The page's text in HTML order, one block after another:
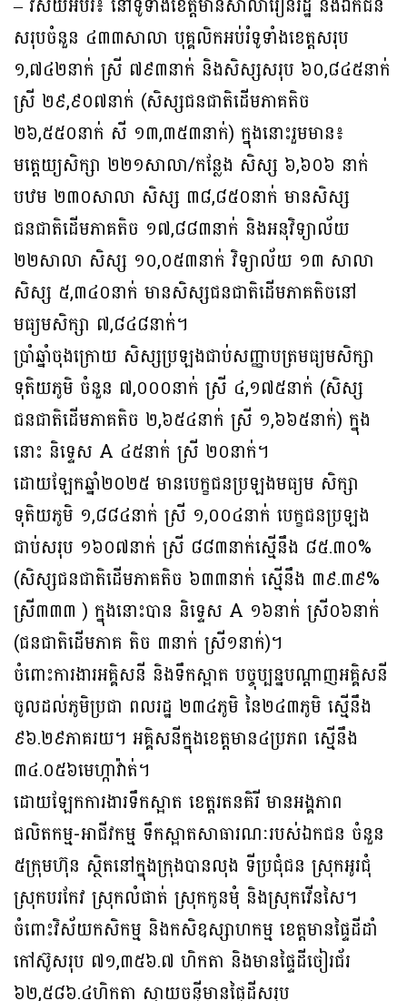
សរុបចំនួន ៤៣៣សាលា បុគ្គលិក​អប់​រំទូទាំងខេត្តសរុប
១,៧៤២នាក់ ស្រី ៧៩៣នាក់ និងសិស្សសរុប ៦០,៨៤៥នាក់
ស្រី ២៩,៩០៧នាក់ (សិស្សជនជាតិដើមភាគតិច
២៦,៥៥០នាក់ សី ១៣,៣៥៣នាក់) ក្នុងនោះរួម​មាន​៖
មត្តេយ្យសិក្សា ២២១សាលា/កន្លែង សិស្ស ៦,៦០៦ នាក់
បឋម ២៣០សាលា សិស្ស ៣៨,៨៥០នាក់ មានសិស្ស
ជនជាតិដើមភាគតិច ១៧,៨៨៣នាក់ និងអនុវិទ្យាល័យ
២២សាលា សិស្ស ១០,០៥៣នាក់ វិទ្យាល័យ ១៣ សាលា
សិស្ស ៥,៣៤០នាក់ មានសិស្សជនជាតិដើម​ភាគតិចនៅ
មធ្យមសិក្សា ៧,៨៤៨នាក់។
ប្រាំឆ្នាំចុងក្រោយ សិស្សប្រឡងជាប់សញ្ញាបត្រមធ្យមសិក្សា
ទុតិយភូមិ ចំនួន ៧,០០០នាក់ ស្រី ៤,១៧៥នាក់ (សិស្ស
ជនជាតិដើមភាគតិច ២,៦៥៤នាក់ ស្រី ១,៦៦៥នាក់) ក្នុង
នោះ និទ្ទេស A ៤៥នាក់ ស្រី ២០នាក់។
ដោយឡែកឆ្នាំ២០២៥ មានបេក្ខជនប្រឡងមធ្យម សិក្សា
ទុតិយភូមិ ១,៨៨៤នាក់ ស្រី ១,០០៤​នាក់ បេក្ខជនប្រឡង
ជាប់សរុប ១៦០៧នាក់ ស្រី ៨៨៣នាក់ស្មើនឹង ៨៥.៣០%
(សិស្សជន​ជាតិ​ដើមភាគតិច ៦៣៣នាក់ ស្មើនឹង ៣៩.៣៩%
ស្រី៣៣៣ ) ក្នុងនោះបាន និទ្ទេស A ១៦​នាក់ ស្រី០៦នាក់
(ជនជាតិដើមភាគ តិច ៣នាក់ ស្រី១នាក់)។
ចំពោះការងារអគ្គិសនី និងទឹកស្អាត បច្ចុប្បន្នបណ្តាញអគ្គិសនី
ចូលដល់ភូមិប្រជា ពលរដ្ឋ ២៣៤ភូមិ នៃ២៤៣ភូមិ ស្មើនឹង
៩៦.២៩ភាគរយ។ អគ្គិសនីក្នុងខេត្តមាន៤ប្រភព ស្មើនឹង
៣៤.០៥៦មេហ្កាវ៉ាត់។
ដោយឡែកការងារទឹកស្អាត ខេត្តរតនគិរី មានអង្គភាព
ផលិតកម្ម-អាជីវកម្ម ទឹកស្អាតសា​ធារ​ណៈ​របស់ឯកជន ចំនួន
៥ក្រុមហ៊ុន ស្ថិតនៅក្នុងក្រុងបានលុង ទីប្រជុំជន ស្រុកអូរជុំ
ស្រុកប​រ​កែវ ស្រុកលំផាត់ ស្រុកកូនមុំ និងស្រុកវើនសៃ។
ចំពោះវិស័យកសិកម្ម និងកសិឧស្សាហកម្ម ខេត្តមានផ្ទៃដីដាំ
កៅស៊ូសរុប ៧១,៣៥៦.៧ ហិក​តា និងមានផ្ទៃដីចៀរជ័រ
៦២,៥៨៦.៤ហិកតា ស្វាយចន្ទីមានផ្ទៃដីសរុប